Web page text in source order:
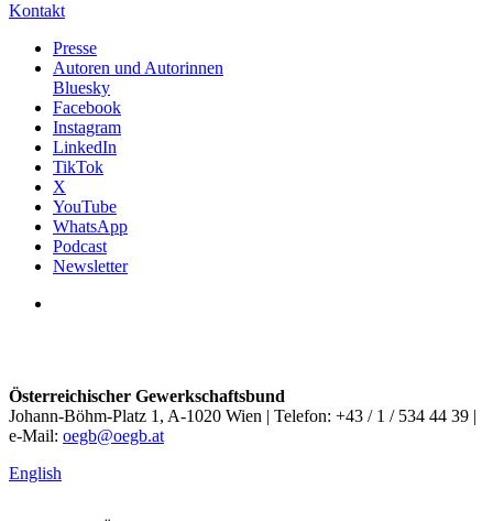
Kontakt
Presse
Autoren und Autorinnen
Bluesky
Facebook
Instagram
LinkedIn
TikTok
X
YouTube
WhatsApp
Podcast
Newsletter
Österreichischer Gewerkschaftsbund
Johann-Böhm-Platz 1, A-1020 Wien | Telefon: +43 / 1 / 534 44 39 |
e-Mail: oegb@oegb.at
English